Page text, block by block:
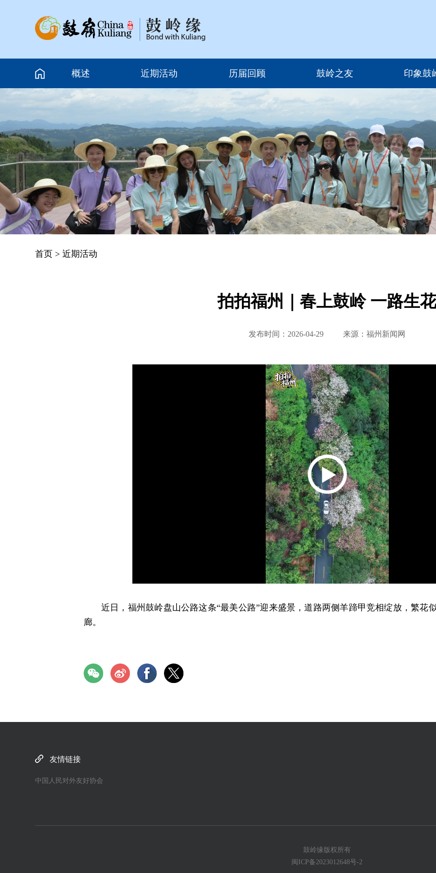
概述 近期活动 历届回顾 鼓岭之友 印象鼓
首页 > 近期活动
拍拍福州｜春上鼓岭 一路生花
发布时间：2026-04-29 来源：福州新闻网
近日，福州鼓岭盘山公路这条“最美公路”迎来盛景，道路两侧羊蹄甲竞相绽放，繁花
廊。
友情链接
中国人民对外友好协会
鼓岭缘版权所有
闽ICP备2023012648号-2